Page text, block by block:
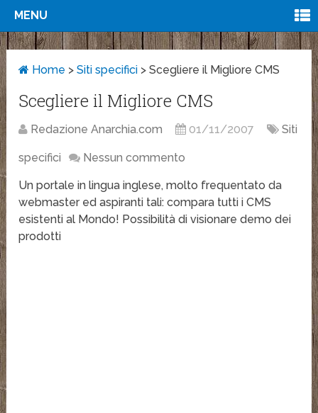
MENU
Home >Siti specifici >Scegliere il Migliore CMS
Scegliere il Migliore CMS
Redazione Anarchia.com 01/11/2007 Siti
specifici Nessun commento
Un portale in lingua inglese, molto frequentato da
webmaster ed aspiranti tali: compara tutti i CMS
esistenti al Mondo! Possibilità di visionare demo dei
prodotti